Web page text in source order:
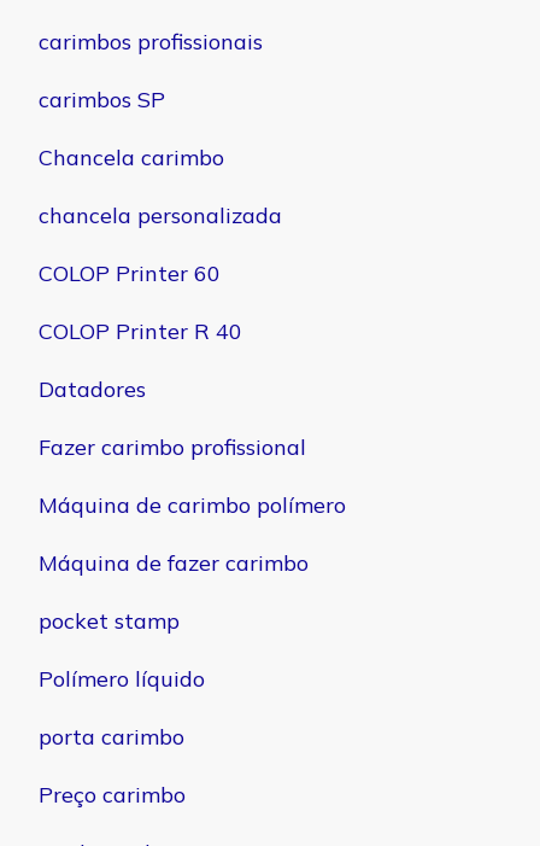
carimbos profissionais
carimbos SP
Chancela carimbo
chancela personalizada
COLOP Printer 60
COLOP Printer R 40
Datadores
Fazer carimbo profissional
Máquina de carimbo polímero
Máquina de fazer carimbo
pocket stamp
Polímero líquido
porta carimbo
Preço carimbo